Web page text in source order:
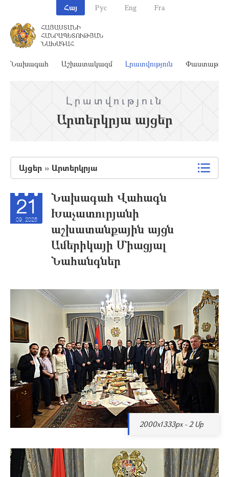
Հայ Рус Eng Fra
ՀԱՅԱՍՏԱՆԻ
ՀԱՆՐԱՊԵՏՈՒԹՅԱՆ
ՆԱԽԱԳԱՀ
Նախագահ Աշխատակազմ Լրատվություն
Լրատվություն
Արտերկրյա այցեր
Այցեր » Արտերկրյա
21
09, 2025
Նախագահ Վահագն
Խաչատուրյանի
աշխատանքային այցն
Ամերիկայի Միացյալ
Նահանգներ
2000x1333px - 2 Մբ